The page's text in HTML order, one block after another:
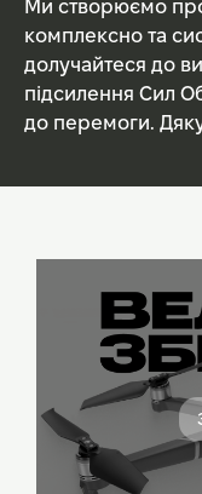
Ми створюємо
комплексно та
долучайтеся до
підсилення Сил
до перемоги.